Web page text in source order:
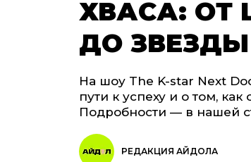
ХВАСА:
ДО ЗВЕЗДЫ
На шоу The K-star Next
пути к успеху и о том,
Подробности — в нашей
РЕДАКЦИЯ АЙДОЛА